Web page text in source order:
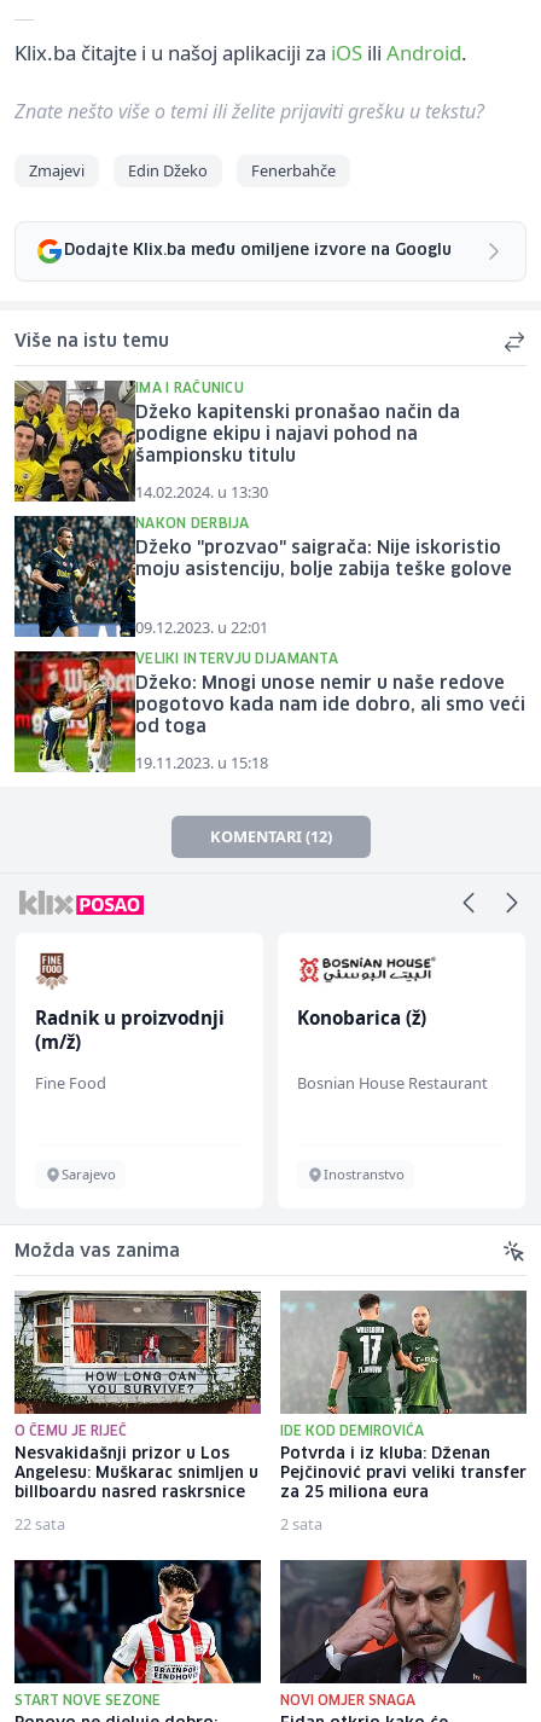
Klix.ba čitajte i u našoj aplikaciji za iOS ili Android.
Znate nešto više o temi ili želite prijaviti grešku u tekstu?
Zmajevi Edin Džeko Fenerbahče
Dodajte Klix.ba među omiljene izvore na Googlu
Više na istu temu
IMA I RAČUNICU
Džeko kapitenski pronašao način da
podigne ekipu i najavi pohod na
šampionsku titulu
14.02.2024. u 13:30
NAKON DERBIJA
Džeko "prozvao" saigrača: Nije iskoristio
moju asistenciju, bolje zabija teške golove
09.12.2023. u 22:01
VELIKI INTERVJU DIJAMANTA
Džeko: Mnogi unose nemir u naše redove
pogotovo kada nam ide dobro, ali smo veći
od toga
19.11.2023. u 15:18
KOMENTARI (12)
Radnik u proizvodnji
(m/ž)
Fine Food
Sarajevo
Konobarica (ž)
Bosnian House Restaurant
Inostranstvo
Možda vas zanima
O ČEMU JE RIJEČ
Nesvakidašnji prizor u Los
Angelesu: Muškarac snimljen u
billboardu nasred raskrsnice
22 sata
IDE KOD DEMIROVIĆA
Potvrda i iz kluba: Dženan
Pejčinović pravi veliki transfer
za 25 miliona eura
2 sata
START NOVE SEZONE NOVI OMJER SNAGA